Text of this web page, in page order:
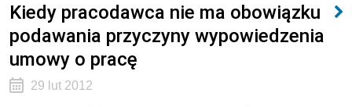
Kiedy pracodawca nie ma obowiązku
podawania przyczyny wypowiedzenia
umowy o pracę
29 lut 2012